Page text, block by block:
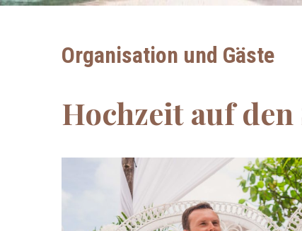
Organisation und Gäste
Hochzeit auf